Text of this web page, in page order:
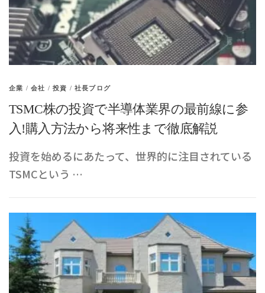
企業 /会社 /投資 /社長ブログ
TSMC株の投資で半導体業界の最前線に参
入!購入方法から将来性まで徹底解説
投資を始めるにあたって、世界的に注目されている
TSMCという …